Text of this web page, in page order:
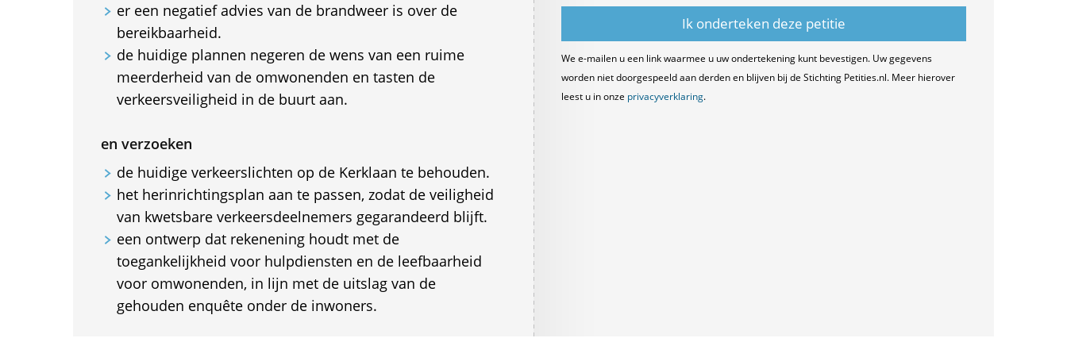
er een negatief advies van de brandweer is over de
bereikbaarheid.
de huidige plannen negeren de wens van een ruime
meerderheid van de omwonenden en tasten de
verkeersveiligheid in de buurt aan.
en verzoeken
de huidige verkeerslichten op de Kerklaan te behouden.
het herinrichtingsplan aan te passen, zodat de veiligheid
van kwetsbare verkeersdeelnemers gegarandeerd blijft.
een ontwerp dat rekenening houdt met de
toegankelijkheid voor hulpdiensten en de leefbaarheid
voor omwonenden, in lijn met de uitslag van de
gehouden enquête onder de inwoners.
We e-mailen u een link waarmee u uw ondertekening kunt bevestigen. Uw gegevens
worden niet doorgespeeld aan derden en blijven bij de Stichting Petities.nl. Meer hierover
leest u in onze privacyverklaring.